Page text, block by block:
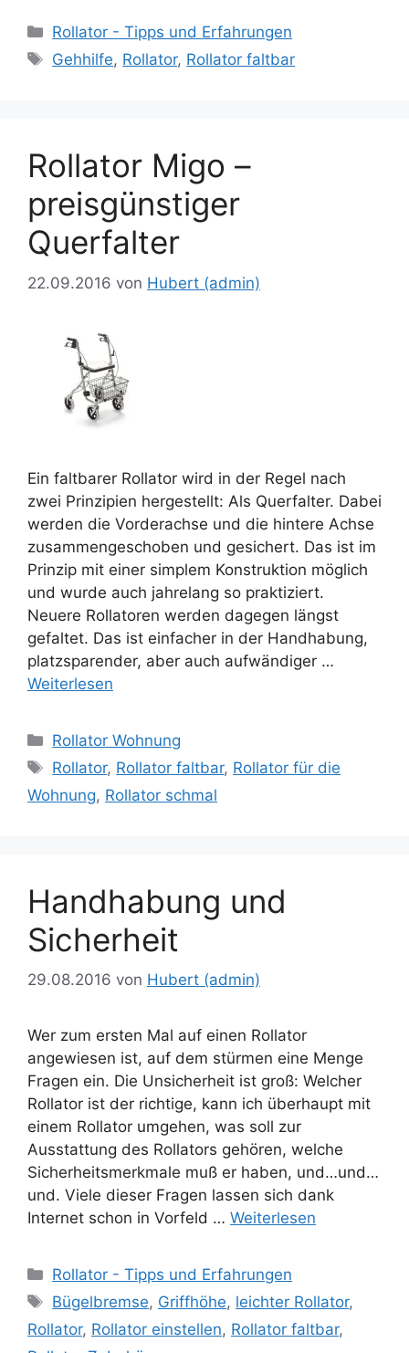
Kategorien
Rollator - Tipps und Erfahrungen
Schlagwörter
Gehhilfe, Rollator, Rollator faltbar
Rollator Migo –
preisgünstiger
Querfalter
22.09.2016 von Hubert (admin)
Ein faltbarer Rollator wird in der Regel nach
zwei Prinzipien hergestellt: Als Querfalter. Dabei
werden die Vorderachse und die hintere Achse
zusammengeschoben und gesichert. Das ist im
Prinzip mit einer simplem Konstruktion möglich
und wurde auch jahrelang so praktiziert.
Neuere Rollatoren werden dagegen längst
gefaltet. Das ist einfacher in der Handhabung,
platzsparender, aber auch aufwändiger …
Weiterlesen
Kategorien
Rollator Wohnung
Schlagwörter
Rollator, Rollator faltbar, Rollator für die
Wohnung, Rollator schmal
Handhabung und
Sicherheit
29.08.2016 von Hubert (admin)
Wer zum ersten Mal auf einen Rollator
angewiesen ist, auf dem stürmen eine Menge
Fragen ein. Die Unsicherheit ist groß: Welcher
Rollator ist der richtige, kann ich überhaupt mit
einem Rollator umgehen, was soll zur
Ausstattung des Rollators gehören, welche
Sicherheitsmerkmale muß er haben, und…und…
und. Viele dieser Fragen lassen sich dank
Internet schon in Vorfeld … Weiterlesen
Kategorien
Rollator - Tipps und Erfahrungen
Schlagwörter
Bügelbremse, Griffhöhe, leichter Rollator,
Rollator, Rollator einstellen, Rollator faltbar,